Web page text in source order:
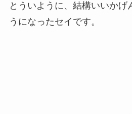
とういように、結構いいかげ
うになったセイです。